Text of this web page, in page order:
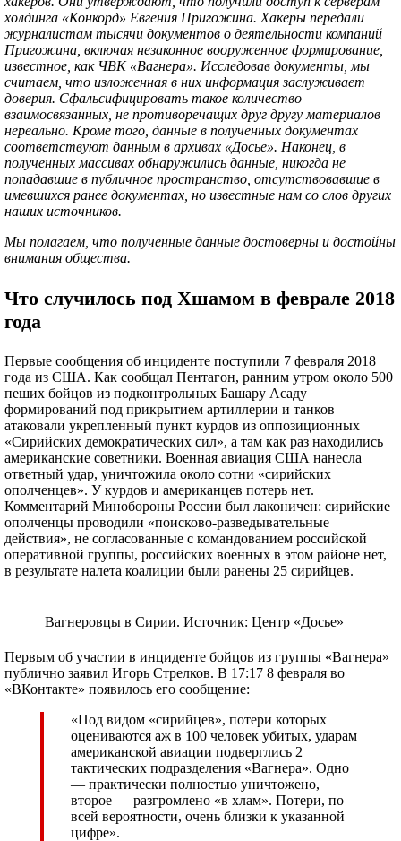
холдинга «Конкорд» Евгения Пригожина. Хакеры передали
журналистам тысячи документов о деятельности компаний
Пригожина, включая незаконное вооруженное формирование,
известное, как ЧВК «Вагнера». Исследовав документы, мы
считаем, что изложенная в них информация заслуживает
доверия. Сфальсифицировать такое количество
взаимосвязанных, не противоречащих друг другу материалов
нереально. Кроме того, данные в полученных документах
соответствуют данным в архивах «Досье». Наконец, в
полученных массивах обнаружились данные, никогда не
попадавшие в публичное пространство, отсутствовавшие в
имевшихся ранее документах, но известные нам со слов других
наших источников.
Мы полагаем, что полученные данные достоверны и достойны
внимания общества.
Что случилось под Хшамом в феврале 2018
года
Первые сообщения об инциденте поступили 7 февраля 2018
года из США. Как сообщал Пентагон, ранним утром около 500
пеших бойцов из подконтрольных Башару Асаду
формирований под прикрытием артиллерии и танков
атаковали укрепленный пункт курдов из оппозиционных
«Сирийских демократических сил», а там как раз находились
американские советники. Военная авиация США нанесла
ответный удар, уничтожила около сотни «сирийских
ополченцев». У курдов и американцев потерь нет.
Комментарий Минобороны России был лаконичен: сирийские
ополченцы проводили «поисково-разведывательные
действия», не согласованные с командованием российской
оперативной группы, российских военных в этом районе нет,
в результате налета коалиции были ранены 25 сирийцев.
Вагнеровцы в Сирии. Источник: Центр «Досье»
Первым об участии в инциденте бойцов из группы «Вагнера»
публично заявил Игорь Стрелков. В 17:17 8 февраля во
«ВКонтакте» появилось его сообщение:
«Под видом «сирийцев», потери которых
оцениваются аж в 100 человек убитых, ударам
американской авиации подверглись 2
тактических подразделения «Вагнера». Одно
— практически полностью уничтожено,
второе — разгромлено «в хлам». Потери, по
всей вероятности, очень близки к указанной
цифре».